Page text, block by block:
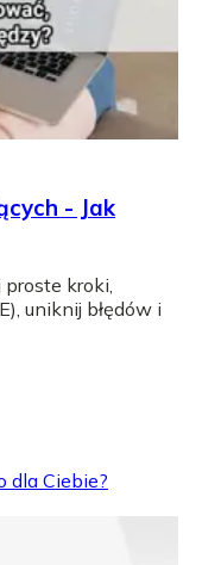
- Jak
kroki,
uniknij błędów i
dla Ciebie?